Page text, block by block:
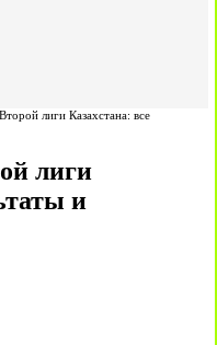
лиги Казахстана: все
лиги
и